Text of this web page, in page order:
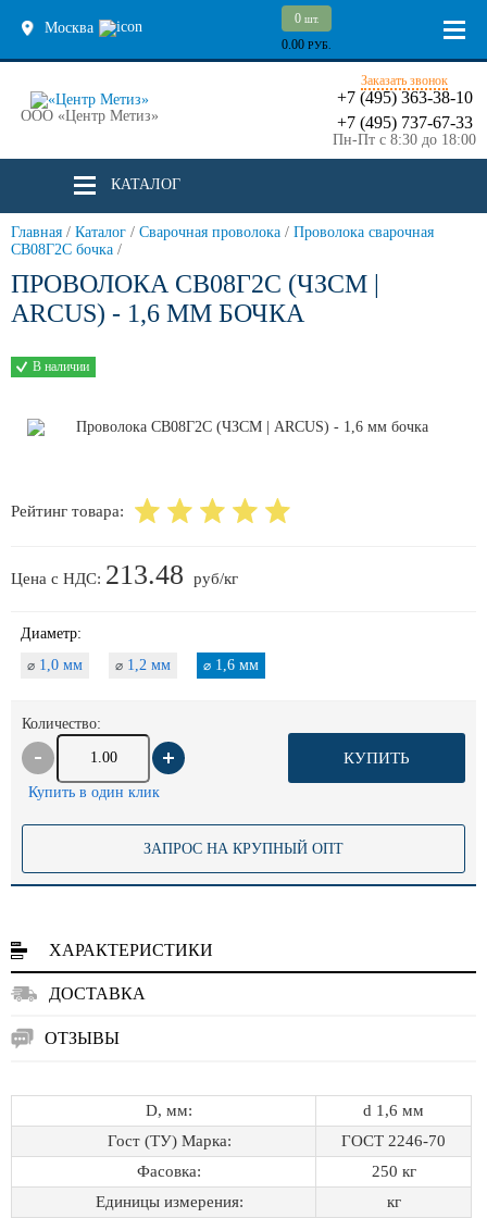
Москва
0 шт.
0.00 РУБ.
ООО «Центр Метиз»
Заказать звонок
+7 (495) 363-38-10
+7 (495) 737-67-33
Пн-Пт с 8:30 до 18:00
КАТАЛОГ
Главная / Каталог / Сварочная проволока / Проволока сварочная
СВ08Г2С бочка /
ПРОВОЛОКА СВ08Г2С (ЧЗСМ |
ARCUS) - 1,6 ММ БОЧКА
В наличии
Рейтинг товара:
Цена с НДС: 213.48 руб/кг
Диаметр:
⌀ 1,0 мм ⌀ 1,2 мм ⌀ 1,6 мм
Количество:
КУПИТЬ
Купить в один клик
ЗАПРОС НА КРУПНЫЙ ОПТ
ХАРАКТЕРИСТИКИ
ДОСТАВКА
ОТЗЫВЫ
D, мм:
d 1,6 мм
Гост (ТУ) Марка:
ГОСТ 2246-70
Фасовка:
250 кг
Единицы измерения:
кг